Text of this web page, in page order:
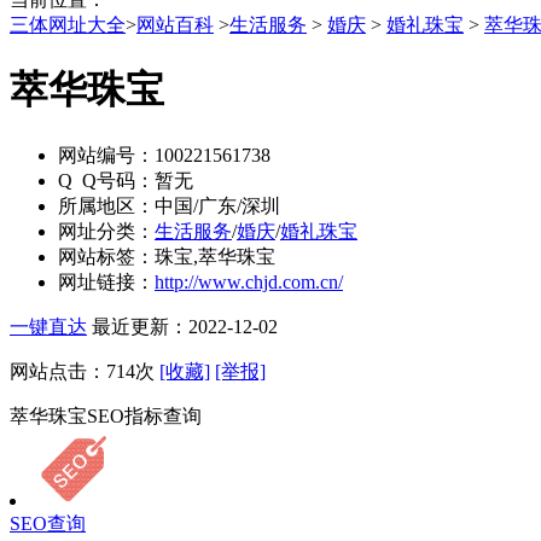
三体网址大全>网站百科 >生活服务 > 婚庆 > 婚礼珠宝 > 萃华
萃华珠宝
网站编号： 100221561738
Q Q号码： 暂无
所属地区： 中国/广东/深圳
网址分类： 生活服务/婚庆/婚礼珠宝
网站标签： 珠宝,萃华珠宝
网址链接： http://www.chjd.com.cn/
一键直达 最近更新：2022-12-02
网站点击： 714次 [收藏] [举报]
萃华珠宝SEO指标查询
SEO查询